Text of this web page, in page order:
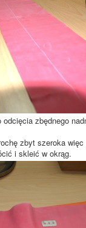
odcięcia zbędnego
zbyt szeroka więc
i skleić w okrąg.